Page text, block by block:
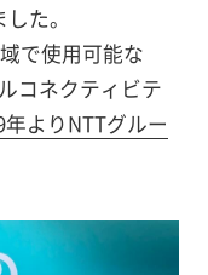
た。
で使用可能な
コネクティビテ
年よりNTTグルー